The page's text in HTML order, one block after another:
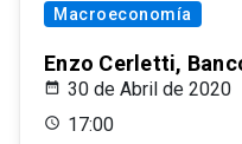
Macroeconomía
Enzo Cerletti,
30 de Abril de 2020
17:00